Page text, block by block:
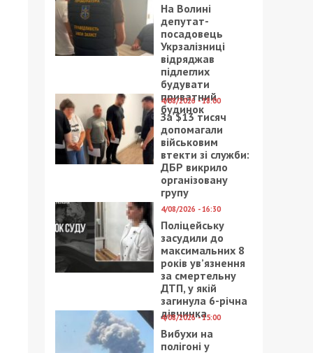
На Волині
депутат-
посадовець
Укрзалізниці
відряджав
підлеглих
будувати
приватний
будинок
4/08/2026 - 18:00
За $13 тисяч
допомагали
військовим
втекти зі служби:
ДБР викрило
організовану
групу
4/08/2026 - 16:30
Поліцейську
засудили до
максимальних 8
років ув’язнення
за смертельну
ДТП, у якій
загинула 6-річна
дівчинка
4/08/2026 - 15:00
Вибухи на
полігоні у